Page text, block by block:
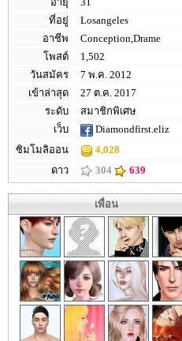
ที่อยู่
Losangeles
อาชีพ
Conception,Drame
โพสต์
1,502
วันสมัคร
7 พ.ค. 2012
เข้าล่าสุด
27 ต.ค. 2017
ระดับ
สมาชิกพิเศษ
เว็บ
Diamondfirst.eliz
ซิมโมลิออน
4,028
ดาว
304 639
เพื่อน